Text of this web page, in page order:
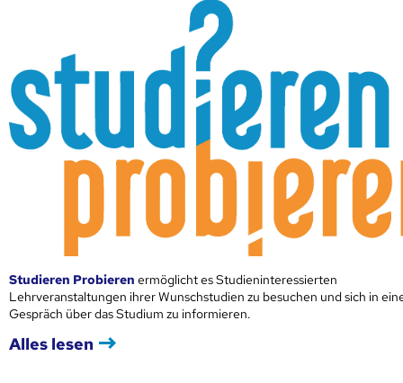
Studieren Probieren ermöglicht es Studieninteressierten
Lehrveranstaltungen ihrer Wunschstudien zu besuchen und sich in
Gespräch über das Studium zu informieren.
Alles lesen